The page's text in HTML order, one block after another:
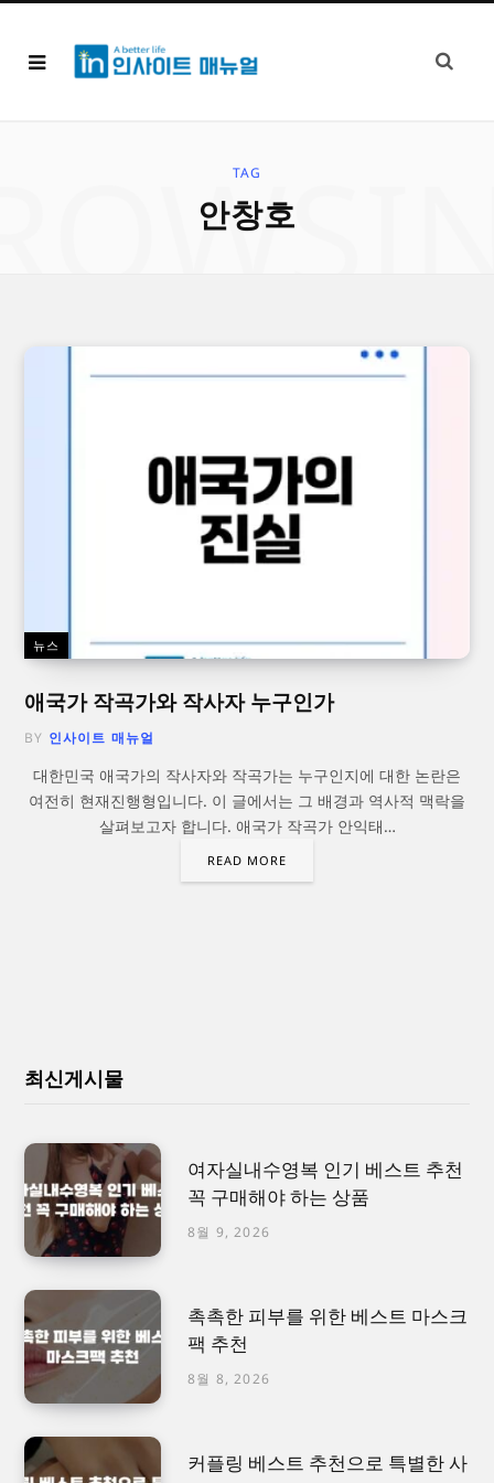
TAG
안창호
뉴스
애국가 작곡가와 작사자 누구인가
BY 인사이트 매뉴얼
대한민국 애국가의 작사자와 작곡가는 누구인지에 대한 논란은
여전히 현재진행형입니다. 이 글에서는 그 배경과 역사적 맥락을
살펴보고자 합니다. 애국가 작곡가 안익태…
READ MORE
최신게시물
여자실내수영복 인기 베스트 추천
꼭 구매해야 하는 상품
8월 9, 2026
촉촉한 피부를 위한 베스트 마스크
팩 추천
8월 8, 2026
커플링 베스트 추천으로 특별한 사